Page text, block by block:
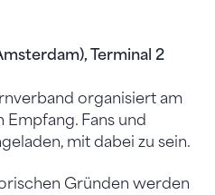
Terminal 2
organisiert am
Empfang. Fans und
mit dabei zu sein.
Gründen werden